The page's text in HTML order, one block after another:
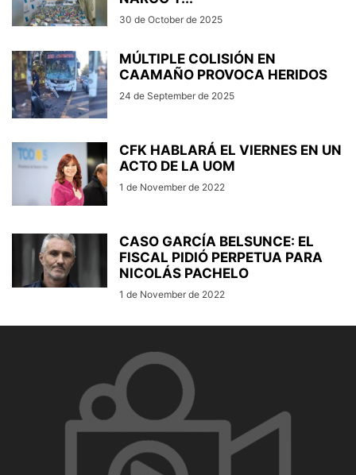
30 de October de 2025
MÚLTIPLE COLISIÓN EN
CAAMAÑO PROVOCA HERIDOS
24 de September de 2025
CFK HABLARÁ EL VIERNES EN UN
ACTO DE LA UOM
1 de November de 2022
CASO GARCÍA BELSUNCE: EL
FISCAL PIDIÓ PERPETUA PARA
NICOLÁS PACHELO
1 de November de 2022